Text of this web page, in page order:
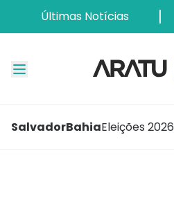
Últimas Notícias
SalvadorBahiaEleições 2026